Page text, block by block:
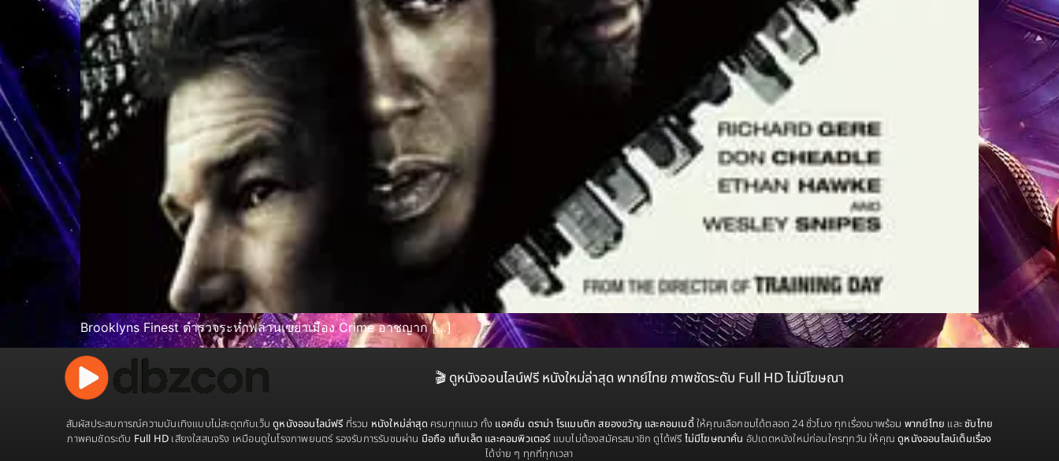
Brooklyns Finest ตำรวจระห่ำพล่านเขย่าเมือง Crime อาชญาก […]
🎬 ดูหนังออนไลน์ฟรี หนังใหม่ล่าสุด พากย์ไทย ภาพชัดระดับ Full HD ไม่มีโฆษณา
สัมผัสประสบการณ์ความบันเทิงแบบไม่สะดุดกับเว็บดูหนังออนไลน์ฟรี ที่รวม หนังใหม่ล่าสุด ครบทุกแนว ทั้ง แอคชั่น ดราม่า โรแมนติก สยองขวัญ และคอมเมดี้ ให้คุณเลือกชมได้ตลอด 24 ชั่วโมง ทุกเรื่องมาพร้อม พากย์ไทย และซับไทย
ภาพคมชัดระดับ Full HD เสียงใสสมจริง เหมือนดูในโรงภาพยนตร์ รองรับการรับชมผ่าน มือถือ แท็บเล็ต และคอมพิวเตอร์แบบไม่ต้องสมัครสมาชิก ดูได้ฟรี ไม่มีโฆษณาคั่น อัปเดตหนังใหม่ก่อนใครทุกวัน ให้คุณดูหนังออนไลน์เต็มเรื่อง
ได้ง่าย ๆ ทุกที่ทุกเวลา